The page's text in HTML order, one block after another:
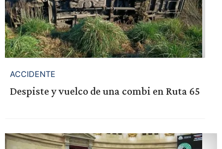
ACCIDENTE
Despiste y vuelco de una combi en Ruta 65